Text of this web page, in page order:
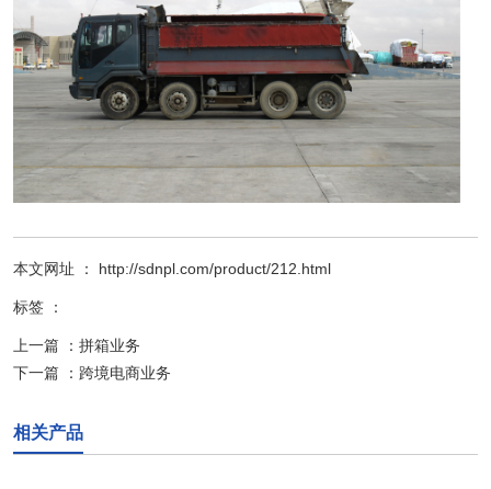
本文网址 ： http://sdnpl.com/product/212.html
标签 ：
上一篇 ： 拼箱业务
下一篇 ： 跨境电商业务
相关产品